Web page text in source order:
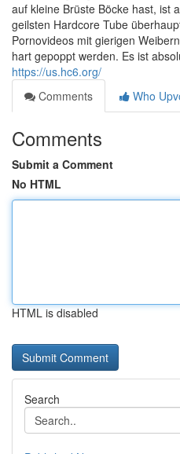
auf kleine Brüste Böcke hast, ist
geilsten Hardcore Tube
Pornovideos mit gierigen
hart gepoppt werden. Es ist
https://us.hc6.org/
Comments
Who
Comments
Submit a Comment
No HTML
HTML is disabled
Search